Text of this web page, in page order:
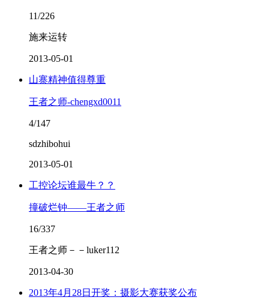
11/226
施来运转
2013-05-01
山寨精神值得尊重
王者之师-chengxd0011
4/147
sdzhibohui
2013-05-01
工控论坛谁最牛？？
撞破烂钟——王者之师
16/337
王者之师－－luker112
2013-04-30
2013年4月28日开奖：摄影大赛获奖公布